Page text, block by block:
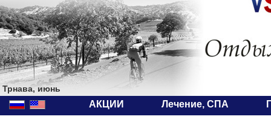
Трнава, июнь
АКЦИИ Лечение, СПА